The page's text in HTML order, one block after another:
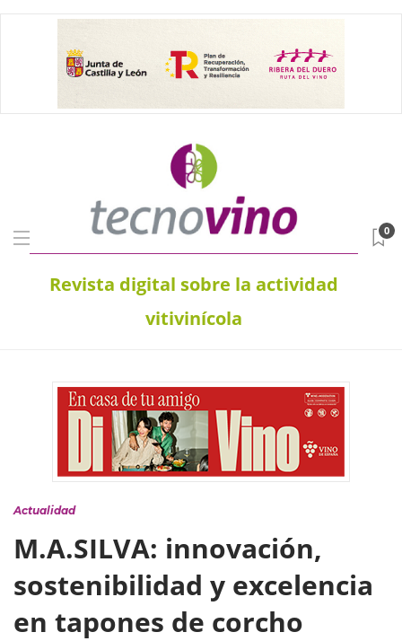
Revista digital sobre la actividad
vitivinícola
0
Actualidad
M.A.SILVA: innovación,
sostenibilidad y excelencia
en tapones de corcho